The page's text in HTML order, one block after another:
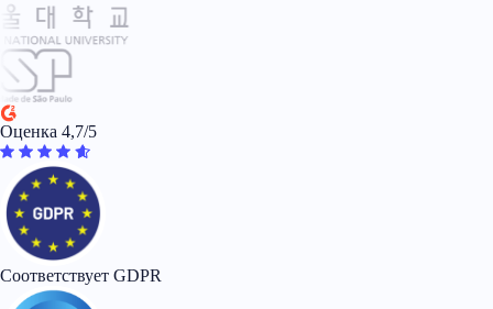
Оценка 4,7/5
Соответствует GDPR